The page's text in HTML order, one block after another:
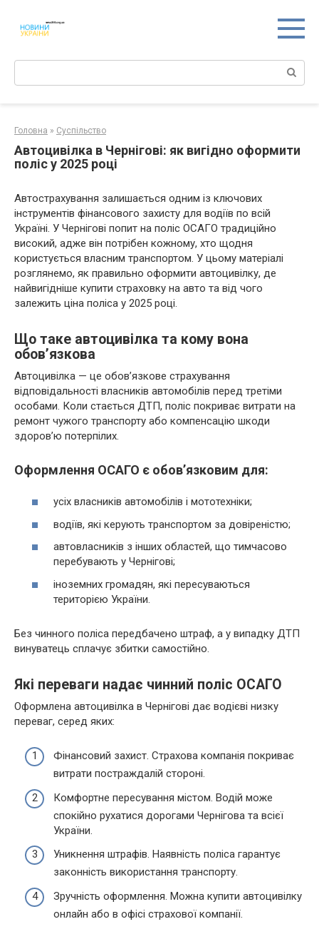
контенту
Поиск:
Головна » Суспільство
Автоцивілка в Чернігові: як вигідно оформити
поліс у 2025 році
Автострахування залишається одним із ключових
інструментів фінансового захисту для водіїв по всій
Україні. У Чернігові попит на поліс ОСАГО традиційно
високий, адже він потрібен кожному, хто щодня
користується власним транспортом. У цьому матеріалі
розглянемо, як правильно оформити автоцивілку, де
найвигідніше купити страховку на авто та від чого
залежить ціна поліса у 2025 році.
Що таке автоцивілка та кому вона
обов’язкова
Автоцивілка — це обов’язкове страхування
відповідальності власників автомобілів перед третіми
особами. Коли стається ДТП, поліс покриває витрати на
ремонт чужого транспорту або компенсацію шкоди
здоров’ю потерпілих.
Оформлення ОСАГО є обов’язковим для:
усіх власників автомобілів і мототехніки;
водіїв, які керують транспортом за довіреністю;
автовласників з інших областей, що тимчасово
перебувають у Чернігові;
іноземних громадян, які пересуваються
територією України.
Без чинного поліса передбачено штраф, а у випадку ДТП
винуватець сплачує збитки самостійно.
Які переваги надає чинний поліс ОСАГО
Оформлена автоцивілка в Чернігові дає водієві низку
переваг, серед яких:
Фінансовий захист. Страхова компанія покриває
витрати постраждалій стороні.
Комфортне пересування містом. Водій може
спокійно рухатися дорогами Чернігова та всієї
України.
Уникнення штрафів. Наявність поліса гарантує
законність використання транспорту.
Зручність оформлення. Можна купити автоцивілку
онлайн або в офісі страхової компанії.